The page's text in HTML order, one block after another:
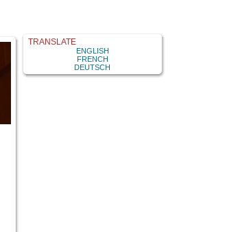
TRANSLATE
ENGLISH
FRENCH
DEUTSCH